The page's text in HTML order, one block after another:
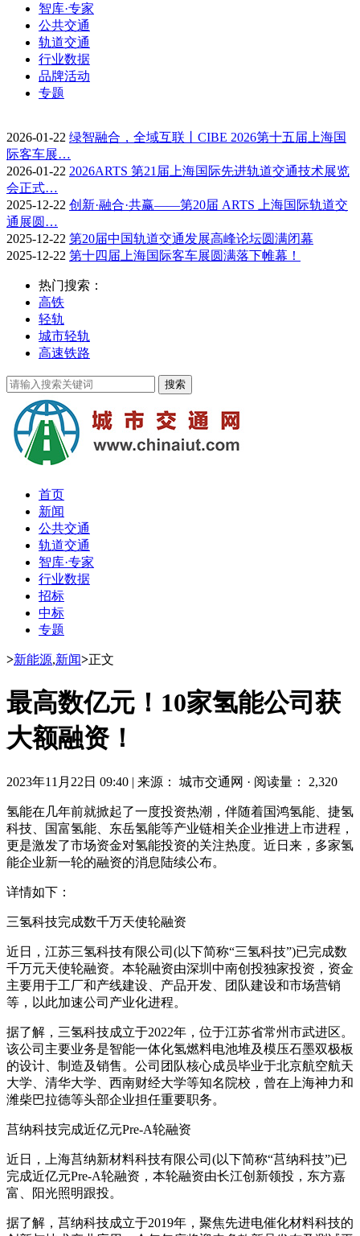
智库·专家
公共交通
轨道交通
行业数据
品牌活动
专题
2026-01-22 绿智融合，全域互联丨CIBE 2026第十五届上海国
际客车展…
2026-01-22 2026ARTS 第21届上海国际先进轨道交通技术展览
会正式…
2025-12-22 创新·融合·共赢——第20届 ARTS 上海国际轨道交
通展圆…
2025-12-22 第20届中国轨道交通发展高峰论坛圆满闭幕
2025-12-22 第十四届上海国际客车展圆满落下帷幕！
热门搜索：
高铁
轻轨
城市轻轨
高速铁路
首页
新闻
公共交通
轨道交通
智库·专家
行业数据
招标
中标
专题
>新能源,新闻>正文
最高数亿元！10家氢能公司获
大额融资！
2023年11月22日 09:40 | 来源： 城市交通网 · 阅读量： 2,320
氢能在几年前就掀起了一度投资热潮，伴随着国鸿氢能、捷氢
科技、国富氢能、东岳氢能等产业链相关企业推进上市进程，
更是激发了市场资金对氢能投资的关注热度。近日来，多家氢
能企业新一轮的融资的消息陆续公布。
详情如下：
三氢科技完成数千万天使轮融资
近日，江苏三氢科技有限公司(以下简称“三氢科技”)已完成数
千万元天使轮融资。本轮融资由深圳中南创投独家投资，资金
主要用于工厂和产线建设、产品开发、团队建设和市场营销
等，以此加速公司产业化进程。
据了解，三氢科技成立于2022年，位于江苏省常州市武进区。
该公司主要业务是智能一体化氢燃料电池堆及模压石墨双极板
的设计、制造及销售。公司团队核心成员毕业于北京航空航天
大学、清华大学、西南财经大学等知名院校，曾在上海神力和
潍柴巴拉德等头部企业担任重要职务。
莒纳科技完成近亿元Pre-A轮融资
近日，上海莒纳新材料科技有限公司(以下简称“莒纳科技”)已
完成近亿元Pre-A轮融资，本轮融资由长江创新领投，东方嘉
富、阳光照明跟投。
据了解，莒纳科技成立于2019年，聚焦先进电催化材料科技的